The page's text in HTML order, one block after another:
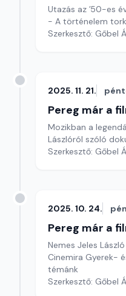
Utazás az ’50-es
- A történelem
Szerkesztő: Gőbel
2025. 11. 21.
Pereg már a
Mozikban a
Lászlóról szóló
Szerkesztő: Gőbel
2025. 10. 24.
Pereg már a
Nemes Jeles
Cinemira Gyerek-
témánk
Szerkesztő: Gőbel